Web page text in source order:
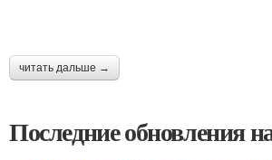
читать дальше →
Последние обновления